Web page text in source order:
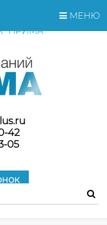
МЕНЮ
И СРОКИ
У МЕНЕДЖЕРОВ
"ПРИМА"
42
05